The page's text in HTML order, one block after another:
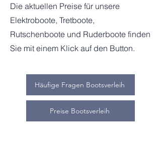
Die aktuellen Preise für unsere
Elektroboote, Tretboote,
Rutschenboote und Ruderboote finden
Sie mit einem Klick auf den Button.
Häufige Fragen Bootsverleih
Preise Bootsverleih